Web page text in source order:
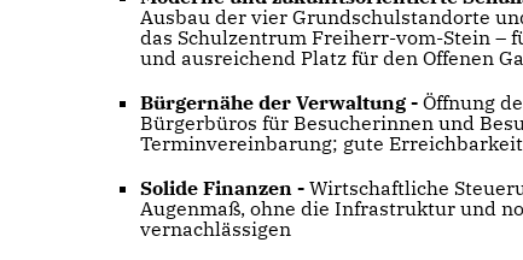
Ausbau der vier Grundschulstandorte
das Schulzentrum Freiherr-vom-Stein –
und ausreichend Platz für den Offenen
Bürgernähe der Verwaltung - Öffnung
Bürgerbüros für Besucherinnen und
Terminvereinbarung; gute
Solide Finanzen - Wirtschaftliche
Augenmaß, ohne die Infrastruktur und
vernachlässigen